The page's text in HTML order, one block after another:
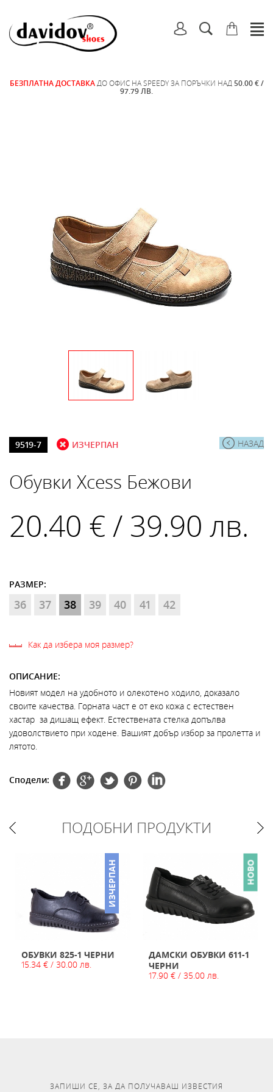
БЕЗПЛАТНА ДОСТАВКА ДО ОФИС НА SPEEDY ЗА ПОРЪЧКИ НАД 50.00 € /
97.79 ЛВ.
НАЗАД
9519-7 ИЗЧЕРПАН
Обувки Xcess Бежови
20.40 € / 39.90 лв.
РАЗМЕР:
36 37 38 39 40 41 42
Как да избера моя размер?
ОПИСАНИЕ:
Новият модел на удобното и олекотено ходило, доказало
своите качества. Горната част е от еко кожа с естествен
хастар за дишащ ефект. Естествената стелка допълва
удоволствието при ходене. Вашият добър избор за пролетта и
лятото.
Сподели:
ПОДОБНИ ПРОДУКТИ
ИЗЧЕРПАН
ОБУВКИ 825-1 ЧЕРНИ
15.34 € / 30.00 лв.
НОВО
ДАМСКИ ОБУВКИ 611-1
ЧЕРНИ
17.90 € / 35.00 лв.
ЗАПИШИ СЕ, ЗА ДА ПОЛУЧАВАШ ИЗВЕСТИЯ